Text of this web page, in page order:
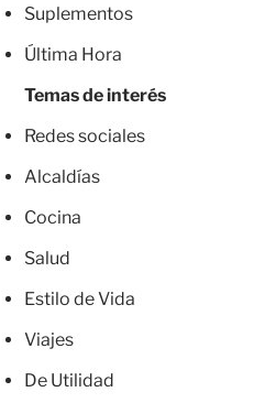
Suplementos
Última Hora
Temas de interés
Redes sociales
Alcaldías
Cocina
Salud
Estilo de Vida
Viajes
De Utilidad